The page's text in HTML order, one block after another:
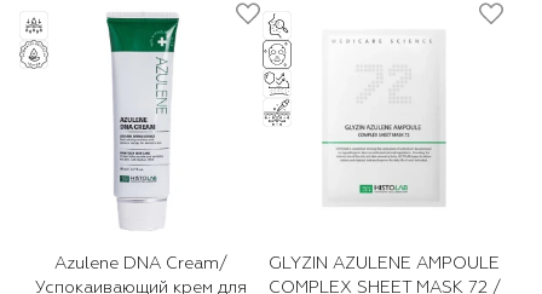
Azulene DNA Cream/
Успокаивающий крем для
GLYZIN AZULENE AMPOULE
COMPLEX SHEET MASK 72 /